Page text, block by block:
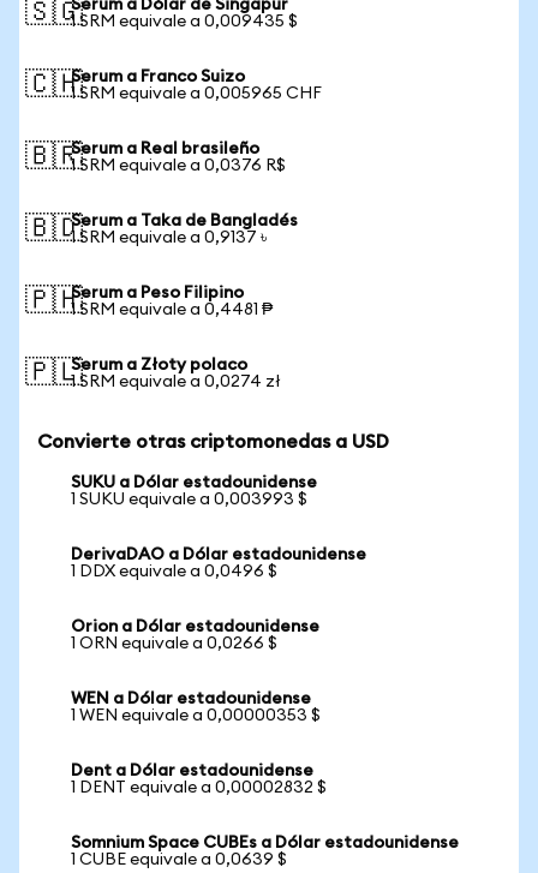
🇸🇬Serum a Dólar de Singapur
1 SRM equivale a 0,009435 $
🇨🇭Serum a Franco Suizo
1 SRM equivale a 0,005965 CHF
🇧🇷Serum a Real brasileño
1 SRM equivale a 0,0376 R$
🇧🇩Serum a Taka de Bangladés
1 SRM equivale a 0,9137 ৳
🇵🇭Serum a Peso Filipino
1 SRM equivale a 0,4481 ₱
🇵🇱Serum a Złoty polaco
1 SRM equivale a 0,0274 zł
Convierte otras criptomonedas a USD
SUKU a Dólar estadounidense
1 SUKU equivale a 0,003993 $
DerivaDAO a Dólar estadounidense
1 DDX equivale a 0,0496 $
Orion a Dólar estadounidense
1 ORN equivale a 0,0266 $
WEN a Dólar estadounidense
1 WEN equivale a 0,00000353 $
Dent a Dólar estadounidense
1 DENT equivale a 0,00002832 $
Somnium Space CUBEs a Dólar estadounidense
1 CUBE equivale a 0,0639 $